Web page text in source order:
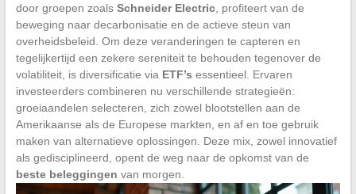
door groepen zoals Schneider Electric, profiteert van de
beweging naar decarbonisatie en de actieve steun van
overheidsbeleid. Om deze veranderingen te capteren en
tegelijkertijd een zekere sereniteit te behouden tegenover de
volatiliteit, is diversificatie via ETF’s essentieel. Ervaren
investeerders combineren nu verschillende strategieën:
groeiaandelen selecteren, zich zowel blootstellen aan de
Amerikaanse als de Europese markten, en af en toe gebruik
maken van alternatieve oplossingen. Deze mix, zowel innovatief
als gedisciplineerd, opent de weg naar de opkomst van de
beste beleggingen van morgen.